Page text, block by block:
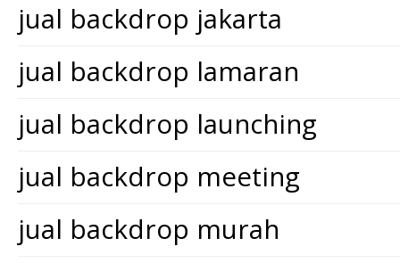
jual backdrop jakarta
jual backdrop lamaran
jual backdrop launching
jual backdrop meeting
jual backdrop murah